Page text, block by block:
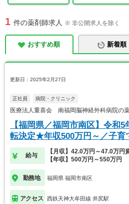
1 件の薬剤師求人 ※ 非公開求人を除く
おすすめ順 新着順
更新日：2025年2月27日
正社員 病院・クリニック
医療法人重喜会 南福岡脳神経外科病院の
【福岡県／福岡市南区】令和
転決定★年収500万円～／子育
給与
【月収】42.0万円～47.0万円
【年収】500万円～550万円
勤務地 福岡県 福岡市南区
アクセス 西鉄天神大牟田線 井尻駅